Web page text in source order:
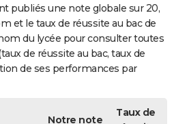
publiés une note globale sur 20,
et le taux de réussite au bac de
du lycée pour consulter toutes
de réussite au bac, taux de
de ses performances par
Notre note
Taux de